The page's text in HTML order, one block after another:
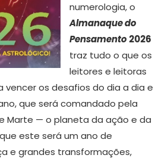
numerologia, o
Almanaque do
Pensamento2026
traz tudo o que os
leitores e leitoras
vencer os desafios do dia a dia e
que será comandado pela
Marte — o planeta da ação e da
este será um ano de
e grandes transformações,